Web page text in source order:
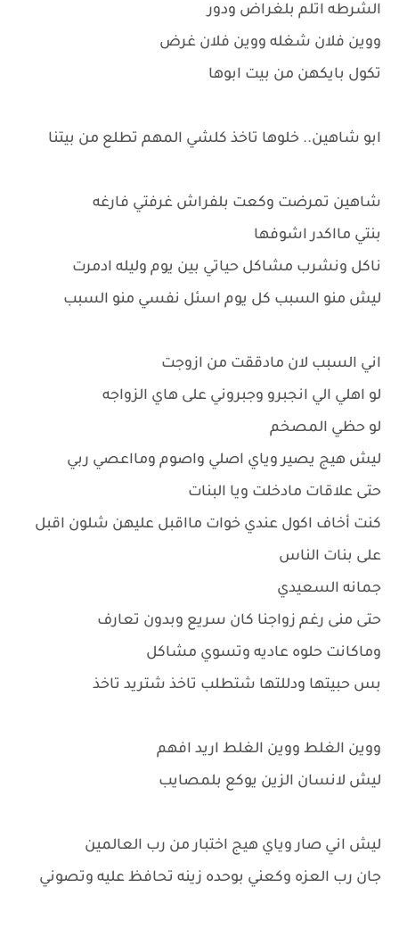
الشرطه اتلم بلغراض ودور
ووين فلان شغله ووين فلان غرض
تكول بايكهن من بيت ابوها
ابو شاهين.. خلوها تاخذ كلشي المهم تطلع من بيتنا
شاهين تمرضت وكعت بلفراش غرفتي فارغه
بنتي مااكدر اشوفها
ناكل ونشرب مشاكل حياتي بين يوم وليله ادمرت
ليش منو السبب كل يوم اسئل نفسي منو السبب
اني السبب لان مادققت من ازوجت
لو اهلي الي انجبرو وجبروني على هاي الزواجه
لو حظي المصخم
ليش هيج يصير وياي اصلي واصوم ومااعصي ربي
حتى علاقات مادخلت ويا البنات
كنت أخاف اكول عندي خوات مااقبل عليهن شلون اقبل
على بنات الناس
جمانه السعيدي
حتى منى رغم زواجنا كان سريع وبدون تعارف
وماكانت حلوه عاديه وتسوي مشاكل
بس حبيتها ودللتها شتطلب تاخذ شتريد تاخذ
ووين الغلط ووين الغلط اريد افهم
ليش لانسان الزين يوكع بلمصايب
ليش اني صار وياي هيج اختبار من رب العالمين
جان رب العزه وكعني بوحده زينه تحافظ عليه وتصوني